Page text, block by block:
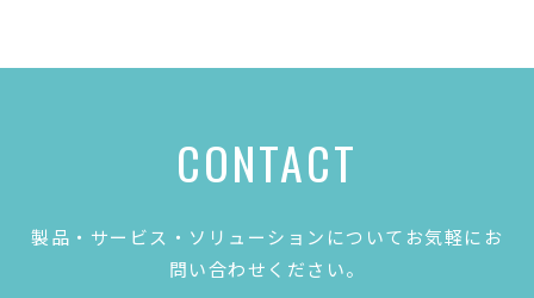
CONTACT
製品・サービス・ソリューションについてお気軽にお
問い合わせください。